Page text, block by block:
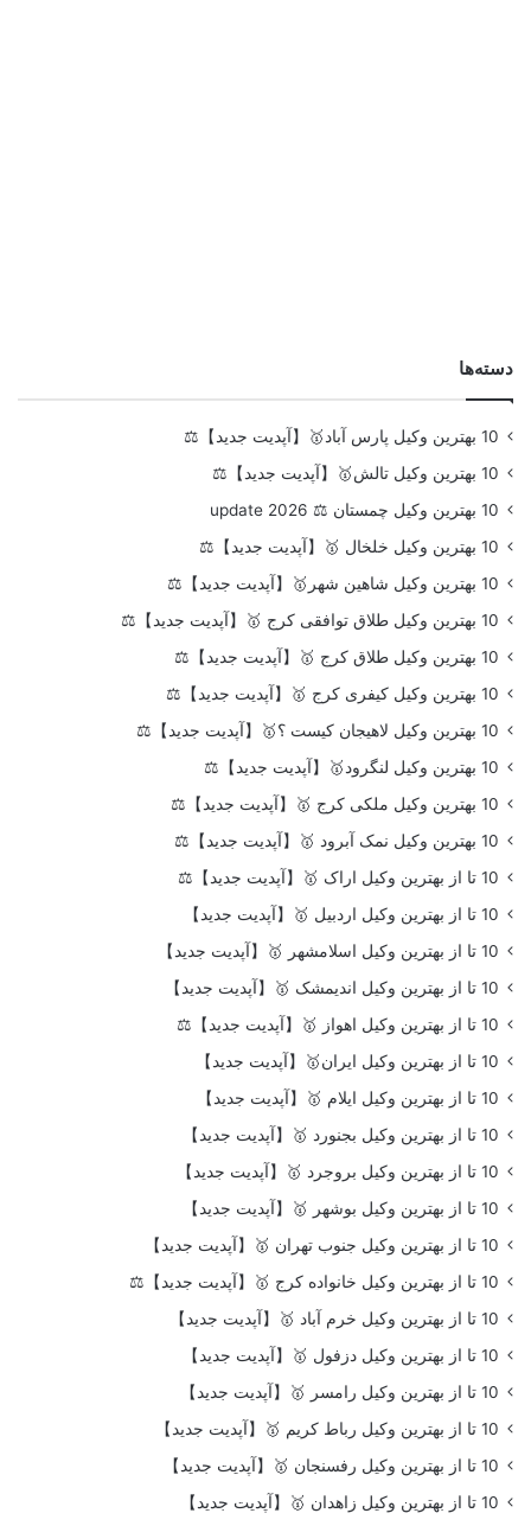
دسته‌ها
10 بهترین وکیل پارس آباد🥇【آپدیت جدید】⚖️
10 بهترین وکیل تالش🥇【آپدیت جدید】⚖️
10 بهترین وکیل چمستان ⚖️ update 2026
10 بهترین وکیل خلخال 🥇【آپدیت جدید】⚖️
10 بهترین وکیل شاهین شهر🥇【آپدیت جدید】⚖️
10 بهترین وکیل طلاق توافقی کرج 🥇【آپدیت جدید】⚖️
10 بهترین وکیل طلاق کرج 🥇【آپدیت جدید】⚖️
10 بهترین وکیل کیفری کرج 🥇【آپدیت جدید】⚖️
10 بهترین وکیل لاهیجان کیست ؟🥇【آپدیت جدید】⚖️
10 بهترین وکیل لنگرود🥇【آپدیت جدید】⚖️
10 بهترین وکیل ملکی کرج 🥇【آپدیت جدید】⚖️
10 بهترین وکیل نمک آبرود 🥇【آپدیت جدید】⚖️
10 تا از بهترین وکیل اراک 🥇【آپدیت جدید】⚖️
10 تا از بهترین وکیل اردبیل 🥇【آپدیت جدید】
10 تا از بهترین وکیل اسلامشهر 🥇【آپدیت جدید】
10 تا از بهترین وکیل اندیمشک 🥇【آپدیت جدید】
10 تا از بهترین وکیل اهواز 🥇【آپدیت جدید】⚖️
10 تا از بهترین وکیل ایران🥇【آپدیت جدید】
10 تا از بهترین وکیل ایلام 🥇【آپدیت جدید】
10 تا از بهترین وکیل بجنورد 🥇【آپدیت جدید】
10 تا از بهترین وکیل بروجرد 🥇【آپدیت جدید】
10 تا از بهترین وکیل بوشهر 🥇【آپدیت جدید】
10 تا از بهترین وکیل جنوب تهران 🥇【آپدیت جدید】
10 تا از بهترین وکیل خانواده کرج 🥇【آپدیت جدید】⚖️
10 تا از بهترین وکیل خرم آباد 🥇【آپدیت جدید】
10 تا از بهترین وکیل دزفول 🥇【آپدیت جدید】
10 تا از بهترین وکیل رامسر 🥇【آپدیت جدید】
10 تا از بهترین وکیل رباط کریم 🥇【آپدیت جدید】
10 تا از بهترین وکیل رفسنجان 🥇【آپدیت جدید】
10 تا از بهترین وکیل زاهدان 🥇【آپدیت جدید】